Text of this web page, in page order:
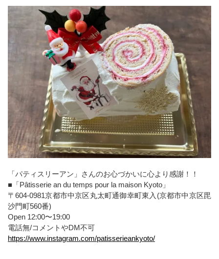
「パティスリーアン」さんのお心づかいに心より感謝！！
■「Pâtisserie an du temps pour la maison Kyoto」
〒604-0981京都市中京区丸太町通御幸町東入(京都市中京区毘
沙門町560番)
Open 12:00〜19:00
電話無/コメントやDM不可
https://www.instagram.com/patisserieankyoto/